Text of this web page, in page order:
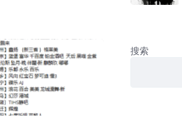
搜索